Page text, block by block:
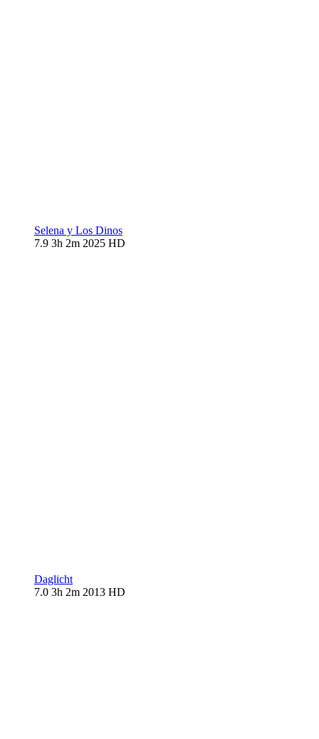
Selena y Los Dinos
7.9 3h 2m 2025 HD
Daglicht
7.0 3h 2m 2013 HD